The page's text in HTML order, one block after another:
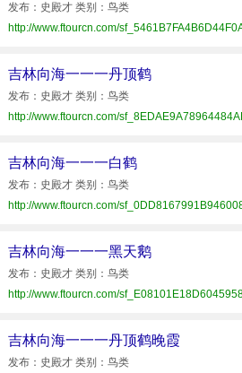
发布：史殿才 类别：鸟类
吉林向海一一一丹顶鹤
发布：史殿才 类别：鸟类
吉林向海一一一白鹤
发布：史殿才 类别：鸟类
吉林向海一一一黑天鹅
发布：史殿才 类别：鸟类
吉林向海一一一丹顶鹤晚霞
发布：史殿才 类别：鸟类